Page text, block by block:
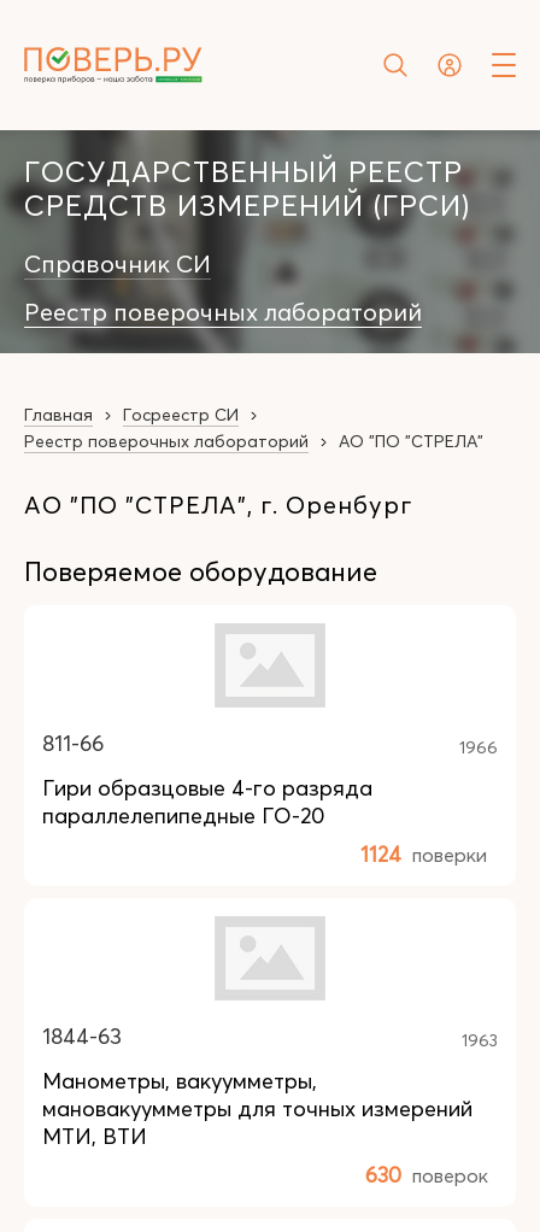
ГОСУДАРСТВЕННЫЙ РЕЕСТР
СРЕДСТВ ИЗМЕРЕНИЙ (ГРСИ)
Справочник СИ
Реестр поверочных лабораторий
Главная
Госреестр СИ
Реестр поверочных лабораторий
АО "ПО "СТРЕЛА"
АО "ПО "СТРЕЛА", г. Оренбург
Поверяемое оборудование
811-66 1966
Гири образцовые 4-го разряда
параллелепипедные ГО-20
1124 поверки
1844-63 1963
Манометры, вакуумметры,
мановакуумметры для точных измерений
МТИ, ВТИ
630 поверок